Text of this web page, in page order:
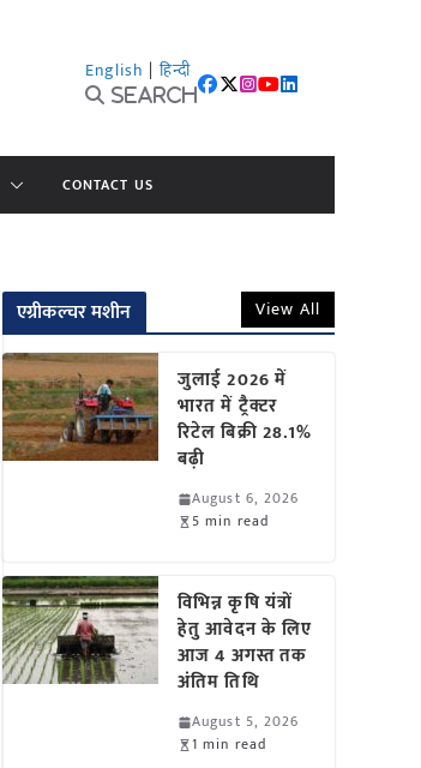
English | हिन्दी
Search
CONTACT US
एग्रीकल्चर मशीन View All
जुलाई 2026 में
भारत में ट्रैक्टर
रिटेल बिक्री 28.1%
बढ़ी
August 6, 2026
5 min read
विभिन्न कृषि यंत्रों
हेतु आवेदन के लिए
आज 4 अगस्त तक
अंतिम तिथि
August 5, 2026
1 min read